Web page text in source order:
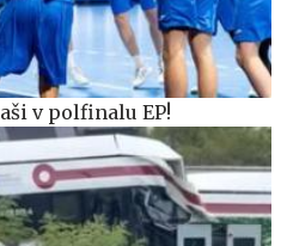
v polfinalu EP!